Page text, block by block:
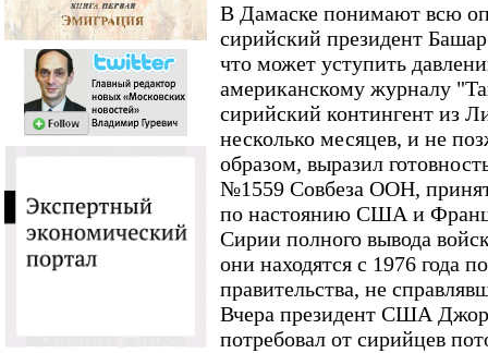
В Дамаске понимают всю
сирийский президент
что может уступить
американскому журналу
сирийский контингент из
несколько месяцев, и не
образом, выразил
№1559 Совбеза ООН,
по настоянию США и
Сирии полного вывода
они находятся с 1976 года
правительства, не
Вчера президент США
потребовал от сирийцев